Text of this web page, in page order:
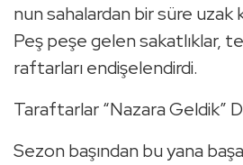
nun sa­ha­lar­dan bir süre uzak
Peş peşe gelen sa­kat­lık­lar,
raf­tar­la­rı en­di­şe­len­dir­di.
Ta­raf­tar­lar “Na­za­ra Gel­dik”
Sezon ba­şın­dan bu yana